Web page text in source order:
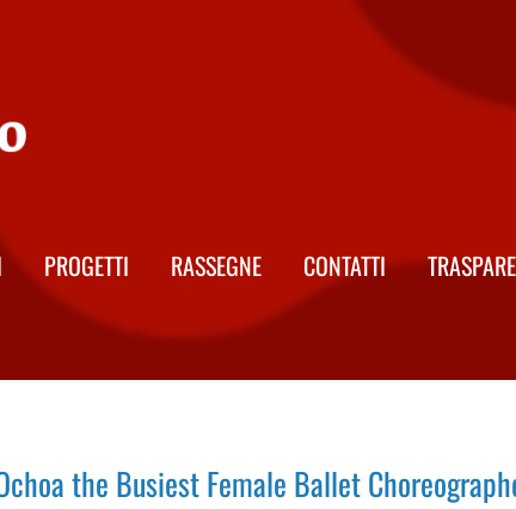
PROGETTI RASSEGNE CONTATTI
the Busiest Female Ballet